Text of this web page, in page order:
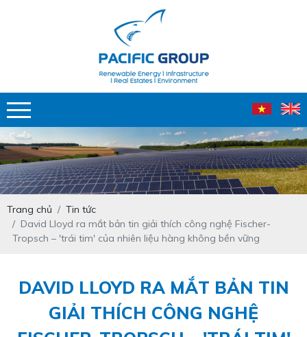
Trang chủ
Tin tức
David Lloyd ra mắt bản tin giải thích công nghệ Fischer-
Tropsch – 'trái tim' của nhiên liệu hàng không bền vững
DAVID LLOYD RA MẮT BẢN TIN
GIẢI THÍCH CÔNG NGHỆ